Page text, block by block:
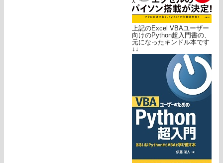
上記のExcel VBAユーザー
向けのPython超入門書の、
元になったキンドル本です
↓↓